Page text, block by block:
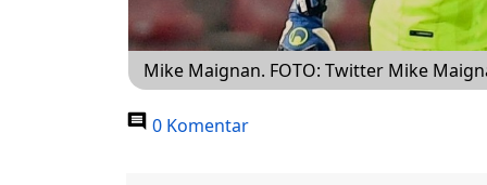
Mike Maignan. FOTO: Twitter Mike
0 Komentar